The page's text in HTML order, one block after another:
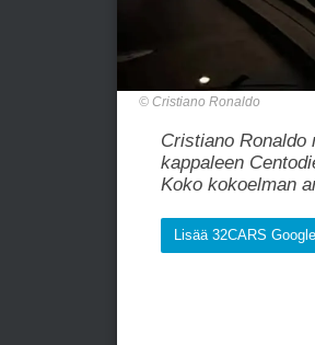
Cristiano Ronaldo
Cristiano
kappaleen
Koko kokoelman
Lisää 32CARS